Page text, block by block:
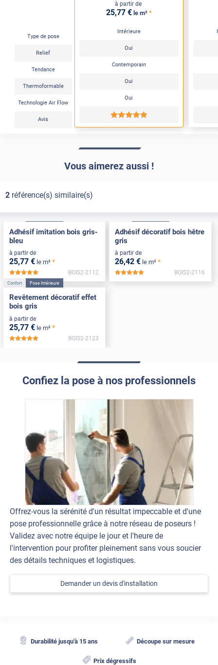
Type de pose
Relief
Tendance
Thermoformable
Technologie Air Flow
Avis
à partir de
25,77 € le m² *
Intérieure
Oui
Contemporain
Oui
Oui
*****
Vous aimerez aussi !
2référence(s) similaire(s)
Adhésif imitation bois gris-
bleu
à partir de
25,77 € le m² *
*****
BOIS2-2112
Adhésif décoratif bois hêtre
gris
à partir de
26,42 € le m² *
BOIS2-2116
Confort Pose Intérieure
Revêtement décoratif effet
bois gris
à partir de
25,77 € le m² *
*****
BOIS2-2123
Confiez la pose à nos professionnels
Offrez-vous la sérénité d'un résultat impeccable et d'une
pose professionnelle grâce à notre réseau de poseurs !
Validez avec notre équipe le jour et l'heure de
l'intervention pour profiter pleinement sans vous soucier
des détails techniques et logistiques.
Demander un devis d'installation
Durabilité jusqu'à 15 ans Découpe sur mesure
Prix dégressifs